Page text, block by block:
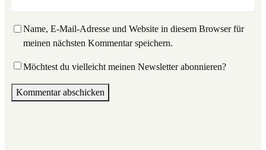
Name, E-Mail-Adresse und Website in diesem Browser für
meinen nächsten Kommentar speichern.
Möchtest du vielleicht meinen Newsletter abonnieren?